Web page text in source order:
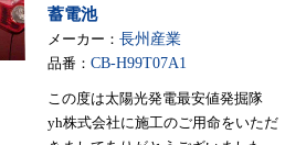
蓄電池
メーカー： 長州産業
品番： CB-H99T07A1
この度は太陽光発電最安値発掘隊
yh株式会社に施工のご用命をいただ